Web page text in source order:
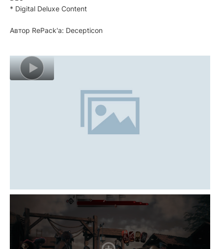
* Digital Deluxe Content
Автор RePack'a: Decepticon